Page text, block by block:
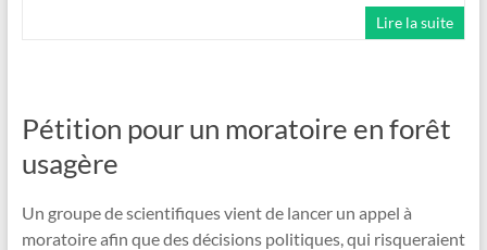
Lire la suite
Pétition pour un moratoire en forêt
usagère
Un groupe de scientifiques vient de lancer un appel à
moratoire afin que des décisions politiques, qui risqueraient